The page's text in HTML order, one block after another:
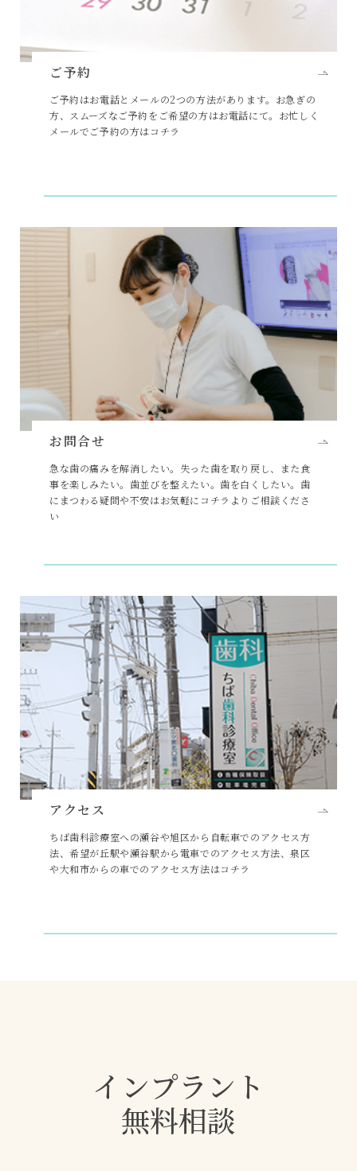
ご予約
ご予約はお電話とメールの2つの方法があります。お急ぎの
方、スムーズなご予約をご希望の方はお電話にて。お忙しく
メールでご予約の方はコチラ
お問合せ
急な歯の痛みを解消したい。失った歯を取り戻し、また食
事を楽しみたい。歯並びを整えたい。歯を白くしたい。歯
にまつわる疑問や不安はお気軽にコチラよりご相談くださ
い
アクセス
ちば歯科診療室への瀬谷や旭区から自転車でのアクセス方
法、希望が丘駅や瀬谷駅から電車でのアクセス方法、泉区
や大和市からの車でのアクセス方法はコチラ
インプラント
無料相談